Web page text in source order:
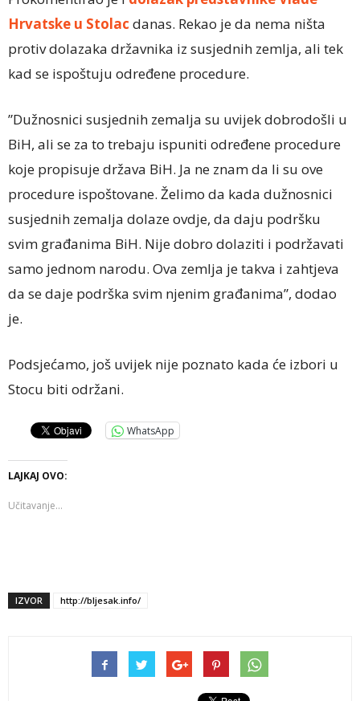
Hrvatske u Stolac danas. Rekao je da nema ništa
protiv dolazaka državnika iz susjednih zemlja, ali tek
kad se ispoštuju određene procedure.
”Dužnosnici susjednih zemalja su uvijek dobrodošli u
BiH, ali se za to trebaju ispuniti određene procedure
koje propisuje država BiH. Ja ne znam da li su ove
procedure ispoštovane. Želimo da kada dužnosnici
susjednih zemalja dolaze ovdje, da daju podršku
svim građanima BiH. Nije dobro dolaziti i podržavati
samo jednom narodu. Ova zemlja je takva i zahtjeva
da se daje podrška svim njenim građanima”, dodao
je.
Podsjećamo, još uvijek nije poznato kada će izbori u
Stocu biti održani.
WhatsApp
LAJKAJ OVO:
Učitavanje...
IZVOR http://bljesak.info/